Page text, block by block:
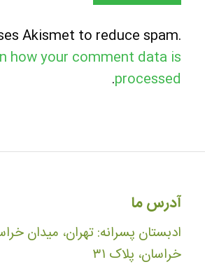
Akismet to reduce spam.
how your comment data is
processed
.
آدرس ما
ادبستان پسرانه: تهران، میدان
خراسان، پلاک ۳۱